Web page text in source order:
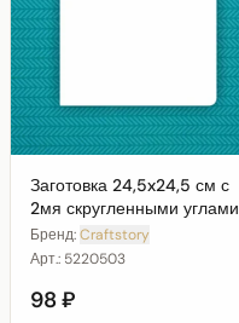
Заготовка 24,5x24,5 см с
2мя скругленными углами
Бренд:Craftstory
Арт.: 5220503
98 ₽